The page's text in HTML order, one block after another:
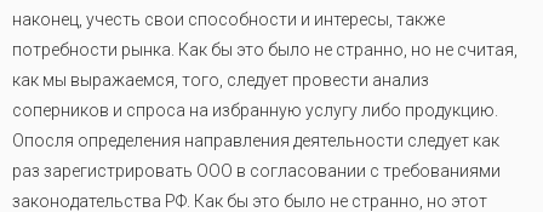
наконец, учесть свои способности и интересы, также
потребности рынка. Как бы это было не странно, но не считая,
как мы выражаемся, того, следует провести анализ
соперников и спроса на избранную услугу либо продукцию.
Опосля определения направления деятельности следует как
раз зарегистрировать ООО в согласовании с требованиями
законодательства РФ. Как бы это было не странно, но этот